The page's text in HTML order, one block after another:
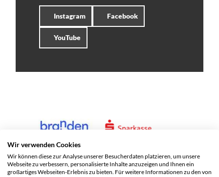
Instagram Facebook
YouTube
Wir verwenden Cookies
Wir können diese zur Analyse unserer Besucherdaten platzieren, um unsere
Webseite zu verbessern, personalisierte Inhalte anzuzeigen und Ihnen ein
großartiges Webseiten-Erlebnis zu bieten. Für weitere Informationen zu den von